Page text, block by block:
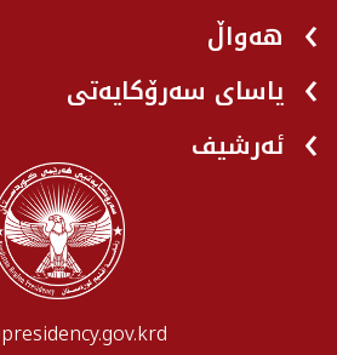
هه‌واڵ
یاسای سەرۆکایەتی
ئەرشیف